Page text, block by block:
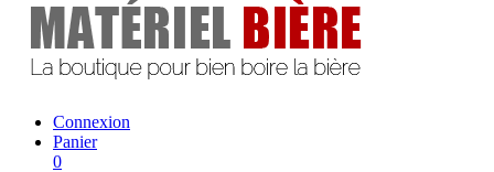
Connexion
Panier
0